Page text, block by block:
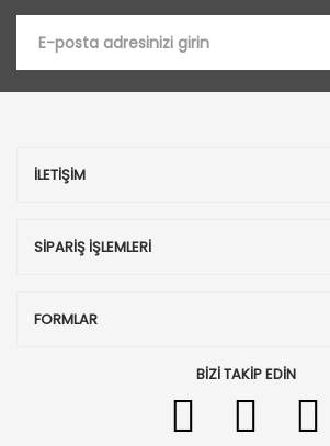
İLETİŞİM
SİPARİŞ İŞLEMLERİ
FORMLAR
BİZİ TAKİP EDİN